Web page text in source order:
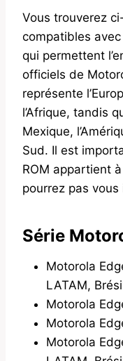
Vous trouverez
compatibles avec
qui permettent
officiels de
représente
l’Afrique, tandis
Mexique,
Sud. Il est
ROM appartient
pourrez pas
Série
Motorola
LATAM,
Motorola
Motorola
Motorola